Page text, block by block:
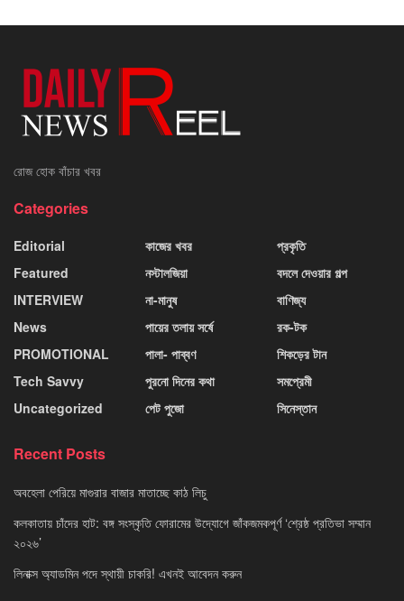
রোজ হোক বাঁচার খবর
Categories
Editorial
Featured
INTERVIEW
News
PROMOTIONAL
Tech Savvy
Uncategorized
কাজের খবর
নস্টালজিয়া
না-মানুষ
পায়ের তলায় সর্ষে
পালা- পাব্বণ
পুরনো দিনের কথা
পেট পুজো
প্রকৃতি
বদলে দেওয়ার গল্প
বাণিজ্য
রক-টক
শিকড়ের টান
সমপ্রেমী
সিনেস্তান
Recent Posts
অবহেলা পেরিয়ে মাগুরার বাজার মাতাচ্ছে কাঠ লিচু
কলকাতায় চাঁদের হাট: বঙ্গ সংস্কৃতি ফোরামের উদ্যোগে জাঁকজমকপূর্ণ ‘শ্রেষ্ঠ প্রতিভা সম্মান
২০২৬’
লিনাক্স অ্যাডমিন পদে স্থায়ী চাকরি! এখনই আবেদন করুন